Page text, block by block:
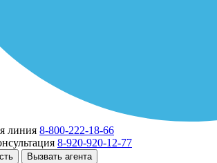
линия 8-800-222-18-66
8-920-920-12-77
Вызвать агента